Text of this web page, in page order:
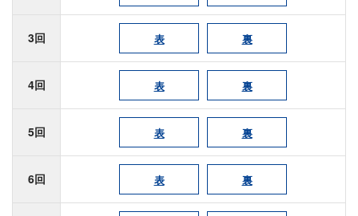
3回 表 裏
4回 表 裏
5回 表 裏
6回 表 裏